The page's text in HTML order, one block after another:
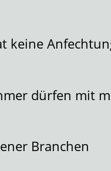
keine
dürfen mit
Branchen